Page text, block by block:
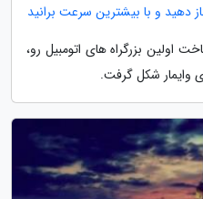
دهید و با بیشترین سرعت برانید
اولین بزرگراه های اتومبیل رو،
وایمار شکل گرفت.